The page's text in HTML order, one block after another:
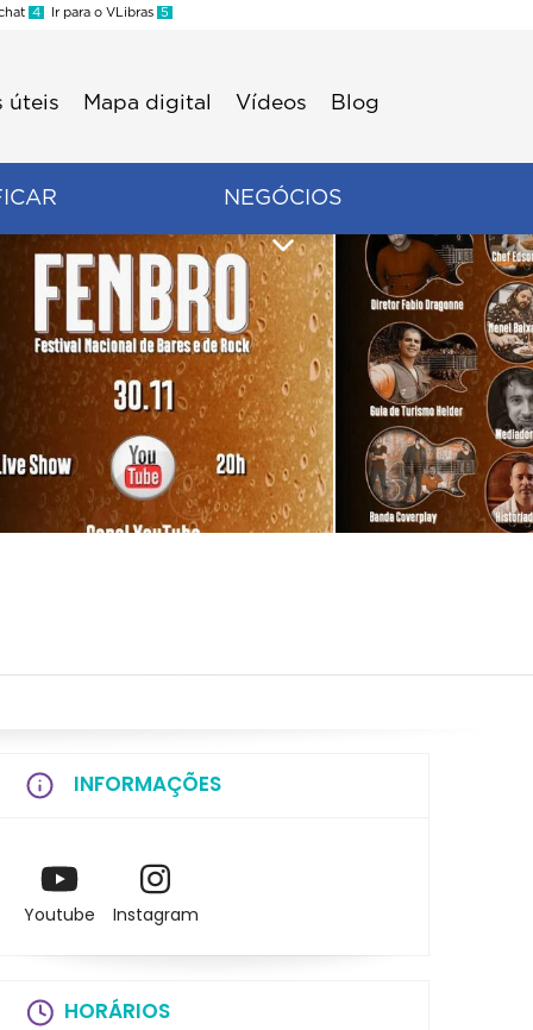
4 Ir para o VLibras 5
úteis Mapa digital Vídeos Blog
NEGÓCIOS
INFORMAÇÕES
Youtube Instagram
HORÁRIOS